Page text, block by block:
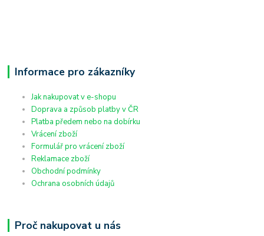
Informace pro zákazníky
Jak nakupovat v e-shopu
Doprava a způsob platby v ČR
Platba předem nebo na dobírku
Vrácení zboží
Formulář pro vrácení zboží
Reklamace zboží
Obchodní podmínky
Ochrana osobních údajů
Proč nakupovat u nás